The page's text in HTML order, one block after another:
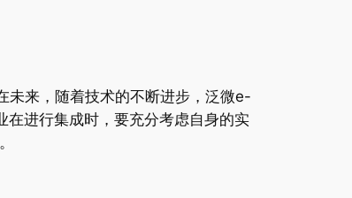
未来，随着技术的不断进步，泛微e-
进行集成时，要充分考虑自身的实